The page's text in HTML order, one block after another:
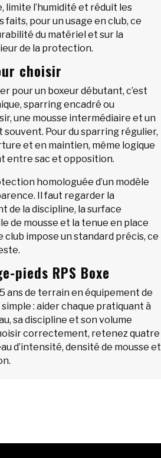
limite l’humidité et réduit les
faits, pour un usage en club, ce
du matériel et sur la
de la protection.
choisir
pour un boxeur débutant, c’est
sparring encadré ou
une mousse intermédiaire et un
Pour du sparring régulier,
et en maintien, même logique
entre sac et opposition.
homologuée d’un modèle
Il faut regarder la
de la discipline, la surface
de mousse et la tenue en place
club impose un standard précis, ce
pieds RPS Boxe
ans de terrain en équipement de
: aider chaque pratiquant à
sa discipline et son volume
correctement, retenez quatre
d’intensité, densité de mousse et